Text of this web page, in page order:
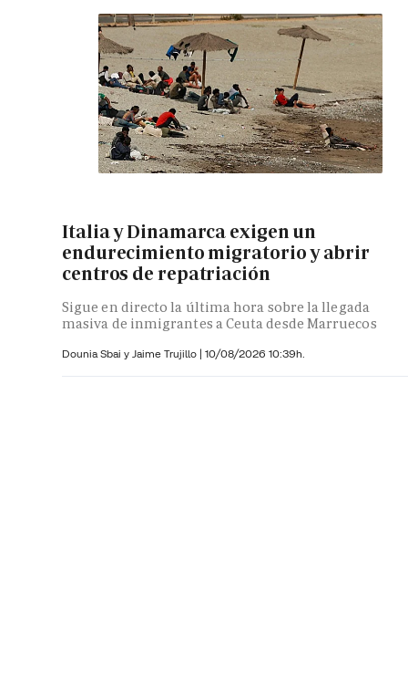
Italia y Dinamarca exigen un
endurecimiento migratorio y abrir
centros de repatriación
Sigue en directo la última hora sobre la llegada
masiva de inmigrantes a Ceuta desde Marruecos
Dounia Sbai y Jaime Trujillo | 10/08/2026 10:39h.